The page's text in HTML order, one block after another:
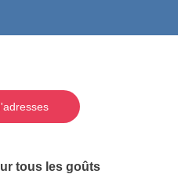
tous les goûts